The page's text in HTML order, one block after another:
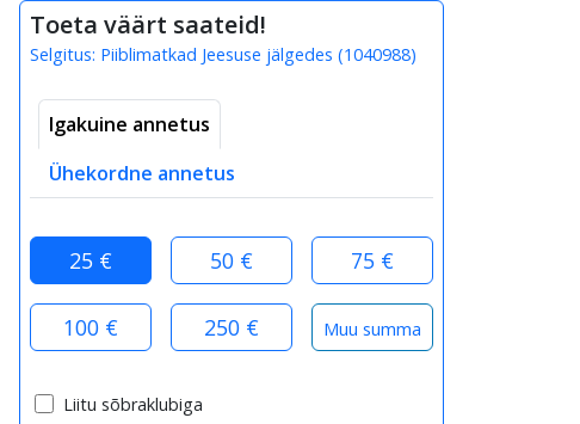
Toeta väärt saateid!
Selgitus: Piiblimatkad Jeesuse jälgedes (1040988)
Igakuine annetus
Ühekordne annetus
25 € 50 € 75 €
100 € 250 €
Liitu sõbraklubiga